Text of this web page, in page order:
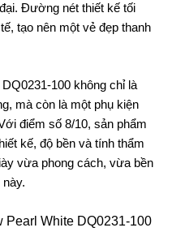
Đường nét thiết kế tối
tạo nên một vẻ đẹp thanh
100 không chỉ là
mà còn là một phụ kiện
điểm số 8/10, sản phẩm
kế, độ bền và tính thẩm
vừa phong cách, vừa bền
Pearl White DQ0231-100